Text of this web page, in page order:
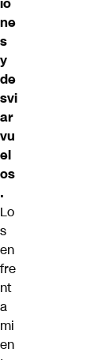
ne
s
y
de
svi
ar
vu
el
os
.
Lo
s
en
fre
nt
a
mi
en